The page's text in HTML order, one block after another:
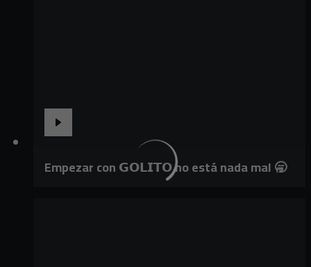
Empezar con 𝗚𝗢𝗟𝗜𝗧𝗢 no está nada mal 🥱